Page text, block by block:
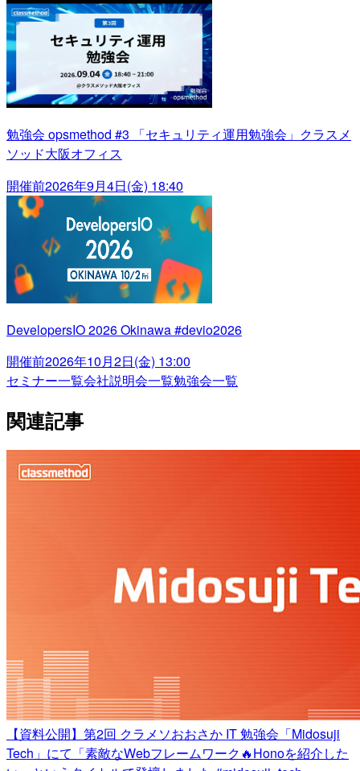
勉強会 opsmethod #3 「セキュリティ運用勉強会」クラスメ
ソッド大阪オフィス
開催前2026年9月4日(金) 18:40
DevelopersIO 2026 Okinawa #devio2026
開催前2026年10月2日(金) 13:00
セミナー一覧会社説明会一覧勉強会一覧
関連記事
【資料公開】第2回 クラメソおおさか IT 勉強会「Midosuji
Tech」にて「素敵なWebフレームワーク🔥Honoを紹介した